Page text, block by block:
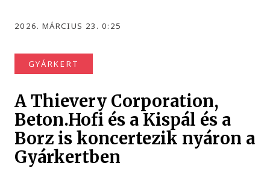
2026. MÁRCIUS 23. 0:25
GYÁRKERT
A Thievery Corporation,
Beton.Hofi és a Kispál és a
Borz is koncertezik nyáron a
Gyárkertben